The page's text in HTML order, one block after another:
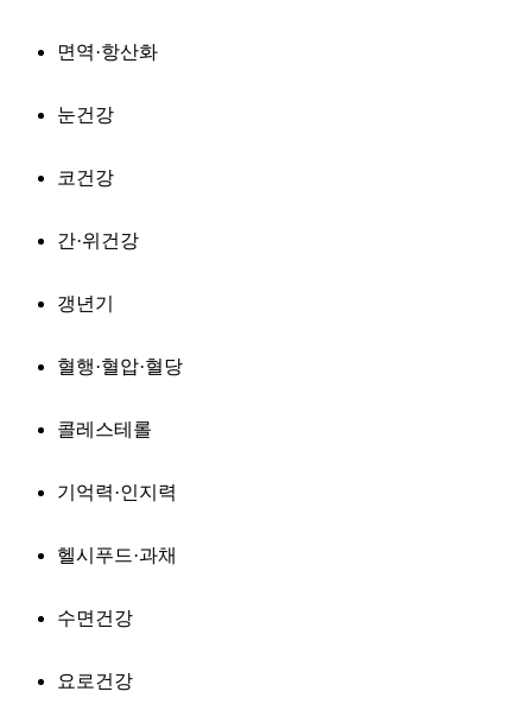
면역·항산화
눈건강
코건강
간·위건강
갱년기
혈행·혈압·혈당
콜레스테롤
기억력·인지력
헬시푸드·과채
수면건강
요로건강